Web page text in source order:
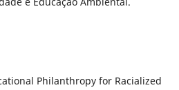
Philanthropy for Racialized